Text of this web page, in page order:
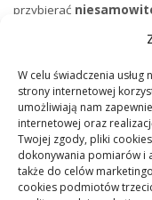
W celu świadczenia
strony internetowej
umożliwiają nam
internetowej oraz
Twojej zgody, pliki
dokonywania pomiarów i
także do celów
cookies podmiotów
przybierać‌
intensywność światła
sposób⁤ na stworzenie
osiągnąć ten efekt,
poziomach
prostych pętli w kodzie.
Ciekawym pomysłem
który może być użyty